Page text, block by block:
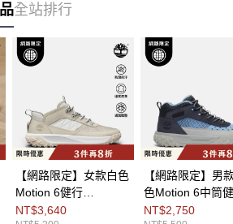
全站排行
【網路限定】女款白色
Motion 6健行
鞋|A2AVJEM3
NT$3,640
【網路限定】男
色Motion 6中筒
鞋|A6CW1EP3
NT$2,750